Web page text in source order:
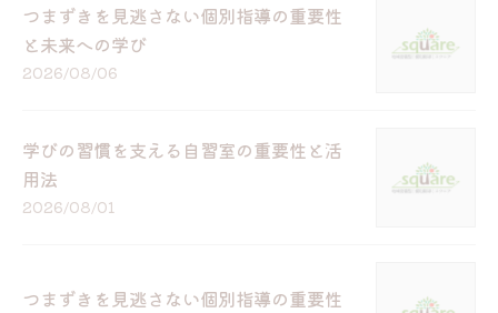
つまずきを見逃さない個別指導の重要性
と未来への学び
2026/08/06
学びの習慣を支える自習室の重要性と活
用法
2026/08/01
つまずきを見逃さない個別指導の重要性